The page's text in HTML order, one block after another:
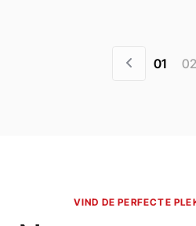
01 02
VIND DE PERFECTE